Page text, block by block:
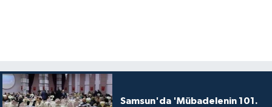
Samsun'da 'Mübadelenin 101.